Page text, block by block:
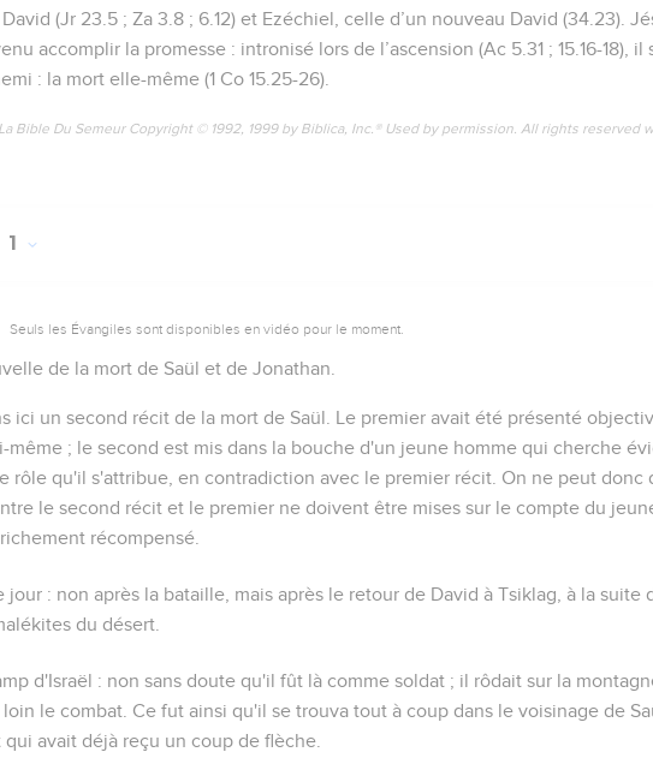
(Jr 23.5 ; Za 3.8 ; 6.12) et Ezéchiel, celle d’un nouveau David (34.23).
accomplir la promesse : intronisé lors de l’ascension (Ac 5.31 ; 15.16-18), il
: la mort elle-même (1 Co 15.25-26).
La Bible Du Semeur Copyright © 1992, 1999 by Biblica, Inc.® Used by permission. All rights reserved
1
Seuls les Évangiles sont disponibles en vidéo pour le moment.
de la mort de Saül et de Jonathan.
ici un second récit de la mort de Saül. Le premier avait été présenté
même ; le second est mis dans la bouche d'un jeune homme qui cherche
rôle qu'il s'attribue, en contradiction avec le premier récit. On ne peut donc
le second récit et le premier ne doivent être mises sur le compte du
récompensé.
jour : non après la bataille, mais après le retour de David à Tsiklag, à la suite
du désert.
d'Israël : non sans doute qu'il fût là comme soldat ; il rôdait sur la
le combat. Ce fut ainsi qu'il se trouva tout à coup dans le voisinage de
qui avait déjà reçu un coup de flèche.